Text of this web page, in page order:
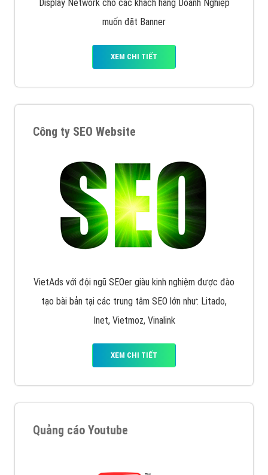
Display Network cho các khách hàng Doanh Nghiệp
muốn đặt Banner
XEM CHI TIẾT
Công ty SEO Website
VietAds với đội ngũ SEOer giàu kinh nghiệm được đào
tạo bài bản tại các trung tâm SEO lớn như: Litado,
Inet, Vietmoz, Vinalink
XEM CHI TIẾT
Quảng cáo Youtube